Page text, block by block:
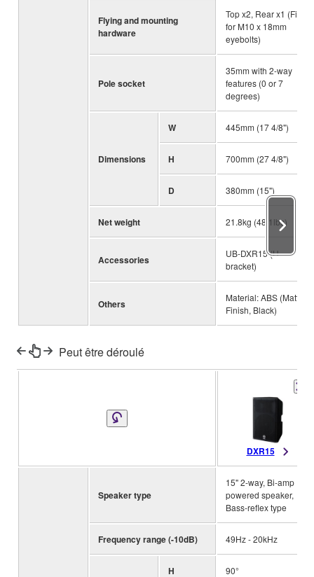
Flying and mounting
hardware
Top x2, Rear x1 (Fits
for M10 x 18mm
eyebolts)
Pole socket
35mm with 2-way
features (0 or 7
degrees)
Dimensions
W 445mm (17 4/8")
H 700mm (27 4/8")
D 380mm (15")
Net weight 21.8kg (48.1lbs)
Accessories
UB-DXR15 (U-
bracket)
Others
Material: ABS (Matte
Finish, Black)
Peut être déroulé
DXR15
Speaker type
15" 2-way, Bi-amp
powered speaker,
Bass-reflex type
Frequency range (-10dB) 49Hz - 20kHz
H 90°